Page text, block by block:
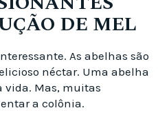
DE MEL
As abelhas são
néctar. Uma abelha
vida. Mas, muitas
a colônia.